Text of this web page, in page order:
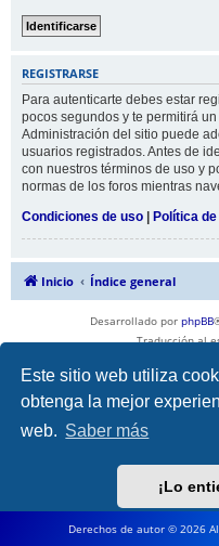
Este sitio web utiliza
obtenga la mejor
web. Saber más
¡Lo
REGISTRARSE
Para autenticarte debes estar
pocos segundos y te permitirá
Administración del sitio puede
usuarios registrados. Antes de
con nuestros términos de uso y
normas de los foros mientras
Condiciones de uso | Política
Inicio Índice general
Desarrollado por phpBB
Traducción al
Derechos de autor © 2026